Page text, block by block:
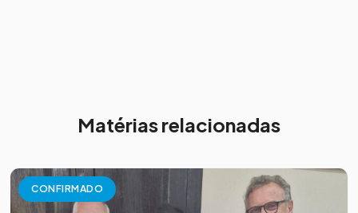
Matérias relacionadas
CONFIRMADO